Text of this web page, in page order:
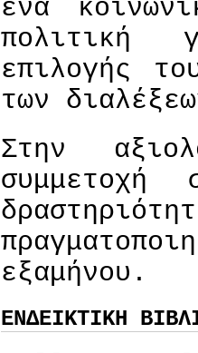
ένα
πολιτική
επιλογής
των
Στην
συμμετοχή
εξαμήνου.
ΕΝΔΕΙΚΤΙΚΗ